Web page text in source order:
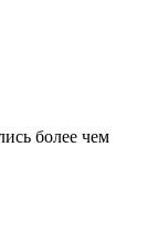
более чем